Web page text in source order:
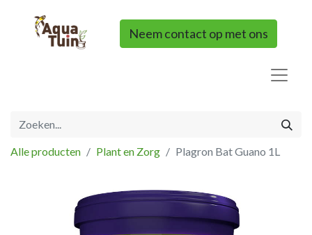
Neem contact op met ons
Alle producten Plant en Zorg Plagron Bat Guano 1L